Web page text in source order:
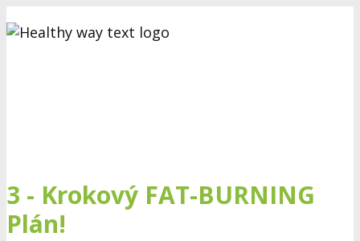
3 - Krokový FAT-BURNING
Plán!